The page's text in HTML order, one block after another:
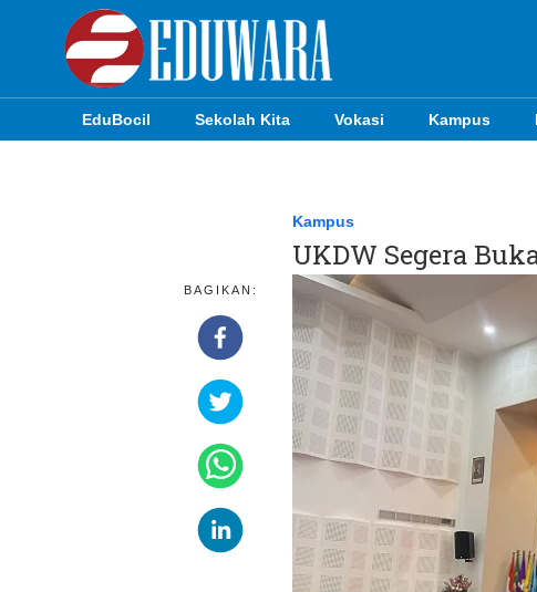
EduBocil Sekolah Kita Vokasi Kampus
Kampus
UKDW Segera
BAGIKAN: